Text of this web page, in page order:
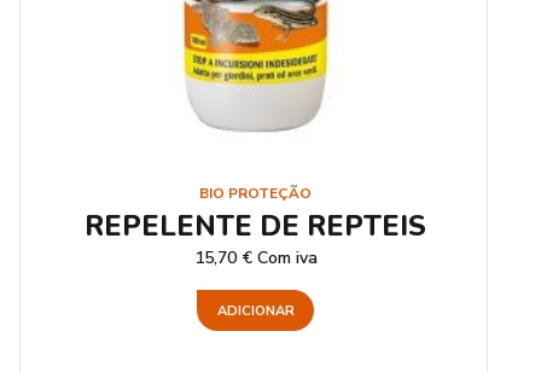
BIO PROTEÇÃO
REPELENTE DE REPTEIS
15,70 € Com iva
ADICIONAR